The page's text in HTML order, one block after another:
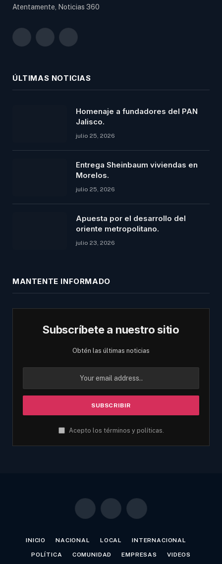
Atentamente, Noticias 360
Facebook Instagram
ÚLTIMAS NOTICIAS
Homenaje a fundadores del PAN
Jalisco.
julio 25, 2026
Entrega Sheinbaum viviendas en
Morelos.
julio 25, 2026
Apuesta por el desarrollo del
oriente metropolitano.
julio 23, 2026
MANTENTE INFORMADO
Subscríbete a nuestro sitio
Obtén las últimas noticias
Acepto los términos y políticas.
Facebook Instagram
INICIO NACIONAL LOCAL INTERNACIONAL
POLÍTICA COMUNIDAD EMPRESAS VIDEOS